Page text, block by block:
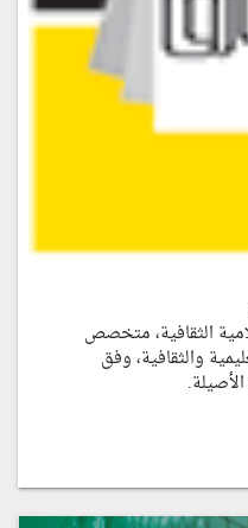
الثقافية، متخصص
والثقافية، وفق